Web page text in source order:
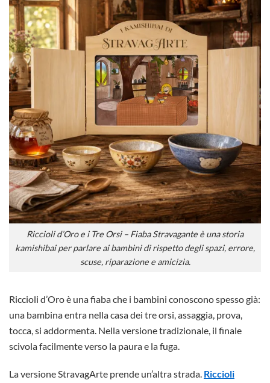
Riccioli d’Oro e i Tre Orsi – Fiaba Stravagante è una storia
kamishibai per parlare ai bambini di rispetto degli spazi, errore,
scuse, riparazione e amicizia.
Riccioli d’Oro è una fiaba che i bambini conoscono spesso già:
una bambina entra nella casa dei tre orsi, assaggia, prova,
tocca, si addormenta. Nella versione tradizionale, il finale
scivola facilmente verso la paura e la fuga.
La versione StravagArte prende un’altra strada. Riccioli